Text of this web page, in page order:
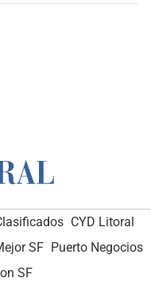
CYD Litoral
SF Puerto Negocios
SF